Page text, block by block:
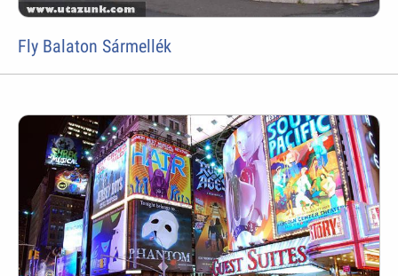
Fly Balaton Sármellék